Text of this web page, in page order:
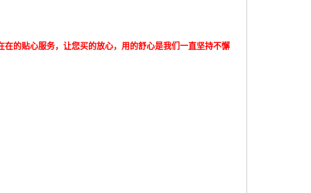
的贴心服务，让您买的放心，用的舒心是我们一直坚持不懈